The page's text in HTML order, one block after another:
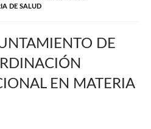
DE SALUD
DE
EN MATERIA